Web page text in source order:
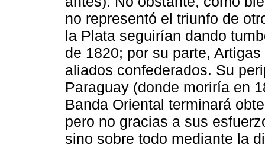
no representó el triunfo de
la Plata seguirían dando
de 1820; por su parte,
aliados confederados. Su
Paraguay (donde moriría en
Banda Oriental terminará
pero no gracias a sus
sino sobre todo mediante la